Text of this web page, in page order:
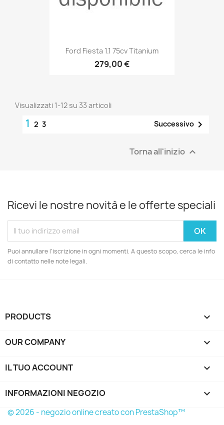
Ford Fiesta 1.1 75cv Titanium
279,00 €
Visualizzati 1-12 su 33 articoli
1 2 3 Successivo 
Torna all'inizio 
Ricevi le nostre novità e le offerte speciali
Puoi annullare l'iscrizione in ogni momenti. A questo scopo, cerca le info
di contatto nelle note legali.
PRODUCTS 
OUR COMPANY 
IL TUO ACCOUNT 
INFORMAZIONI NEGOZIO keyboard_arrow_down
© 2026 - negozio online creato con PrestaShop™